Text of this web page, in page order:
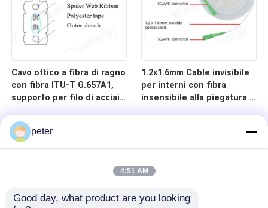
Cavo ottico a fibra di ragno
con fibra ITU-T G.657A1,
supporto per filo di acciaio
resistenza per filo di
acciaio da 2,6 mm
1.2x1.6mm Cable invisibile
per interni con fibra
insensibile alla piegatura e
peter
4:51 AM
Good day, what product are you looking